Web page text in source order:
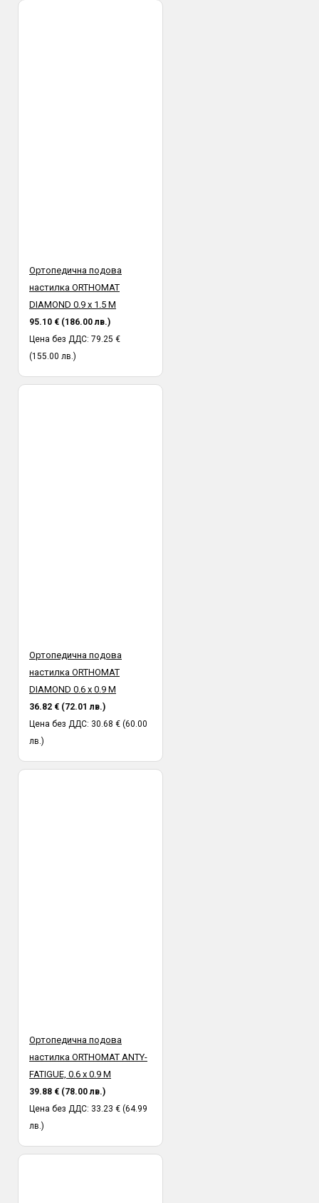
Ортопедична подова
настилка ORTHOMAT
DIAMOND 0.9 х 1.5 M
95.10 € (186.00 лв.)
Цена без ДДС: 79.25 €
(155.00 лв.)
Ортопедична подова
настилка ORTHOMAT
DIAMOND 0.6 х 0.9 M
36.82 € (72.01 лв.)
Цена без ДДС: 30.68 € (60.00
лв.)
Ортопедична подова
настилка ORTHOMAT ANTY-
FATIGUE, 0.6 х 0.9 M
39.88 € (78.00 лв.)
Цена без ДДС: 33.23 € (64.99
лв.)